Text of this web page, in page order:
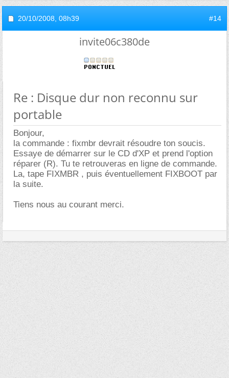
20/10/2008, 08h39 #14
invite06c380de
Re : Disque dur non reconnu sur
portable
Bonjour,
la commande : fixmbr devrait résoudre ton soucis.
Essaye de démarrer sur le CD d'XP et prend l'option
réparer (R). Tu te retrouveras en ligne de commande.
La, tape FIXMBR , puis éventuellement FIXBOOT par
la suite.
Tiens nous au courant merci.